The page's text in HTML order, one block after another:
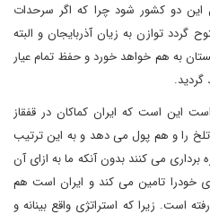
این دو کشور شود چرا که اگر سرحدات
گردد توازن به زیان آذربایجان و البته
به هم خواهد خورد و حفظ تمام عیار
.
این است که ایران کماکان در قفقاز
را و هم پول می دهد و به این ترتیب
برداری می کنند بدون آنکه ما به ازای آن
خودرا تامین می کند و ایران است هم
است. زیرا که استراتژی واقع بینانه و